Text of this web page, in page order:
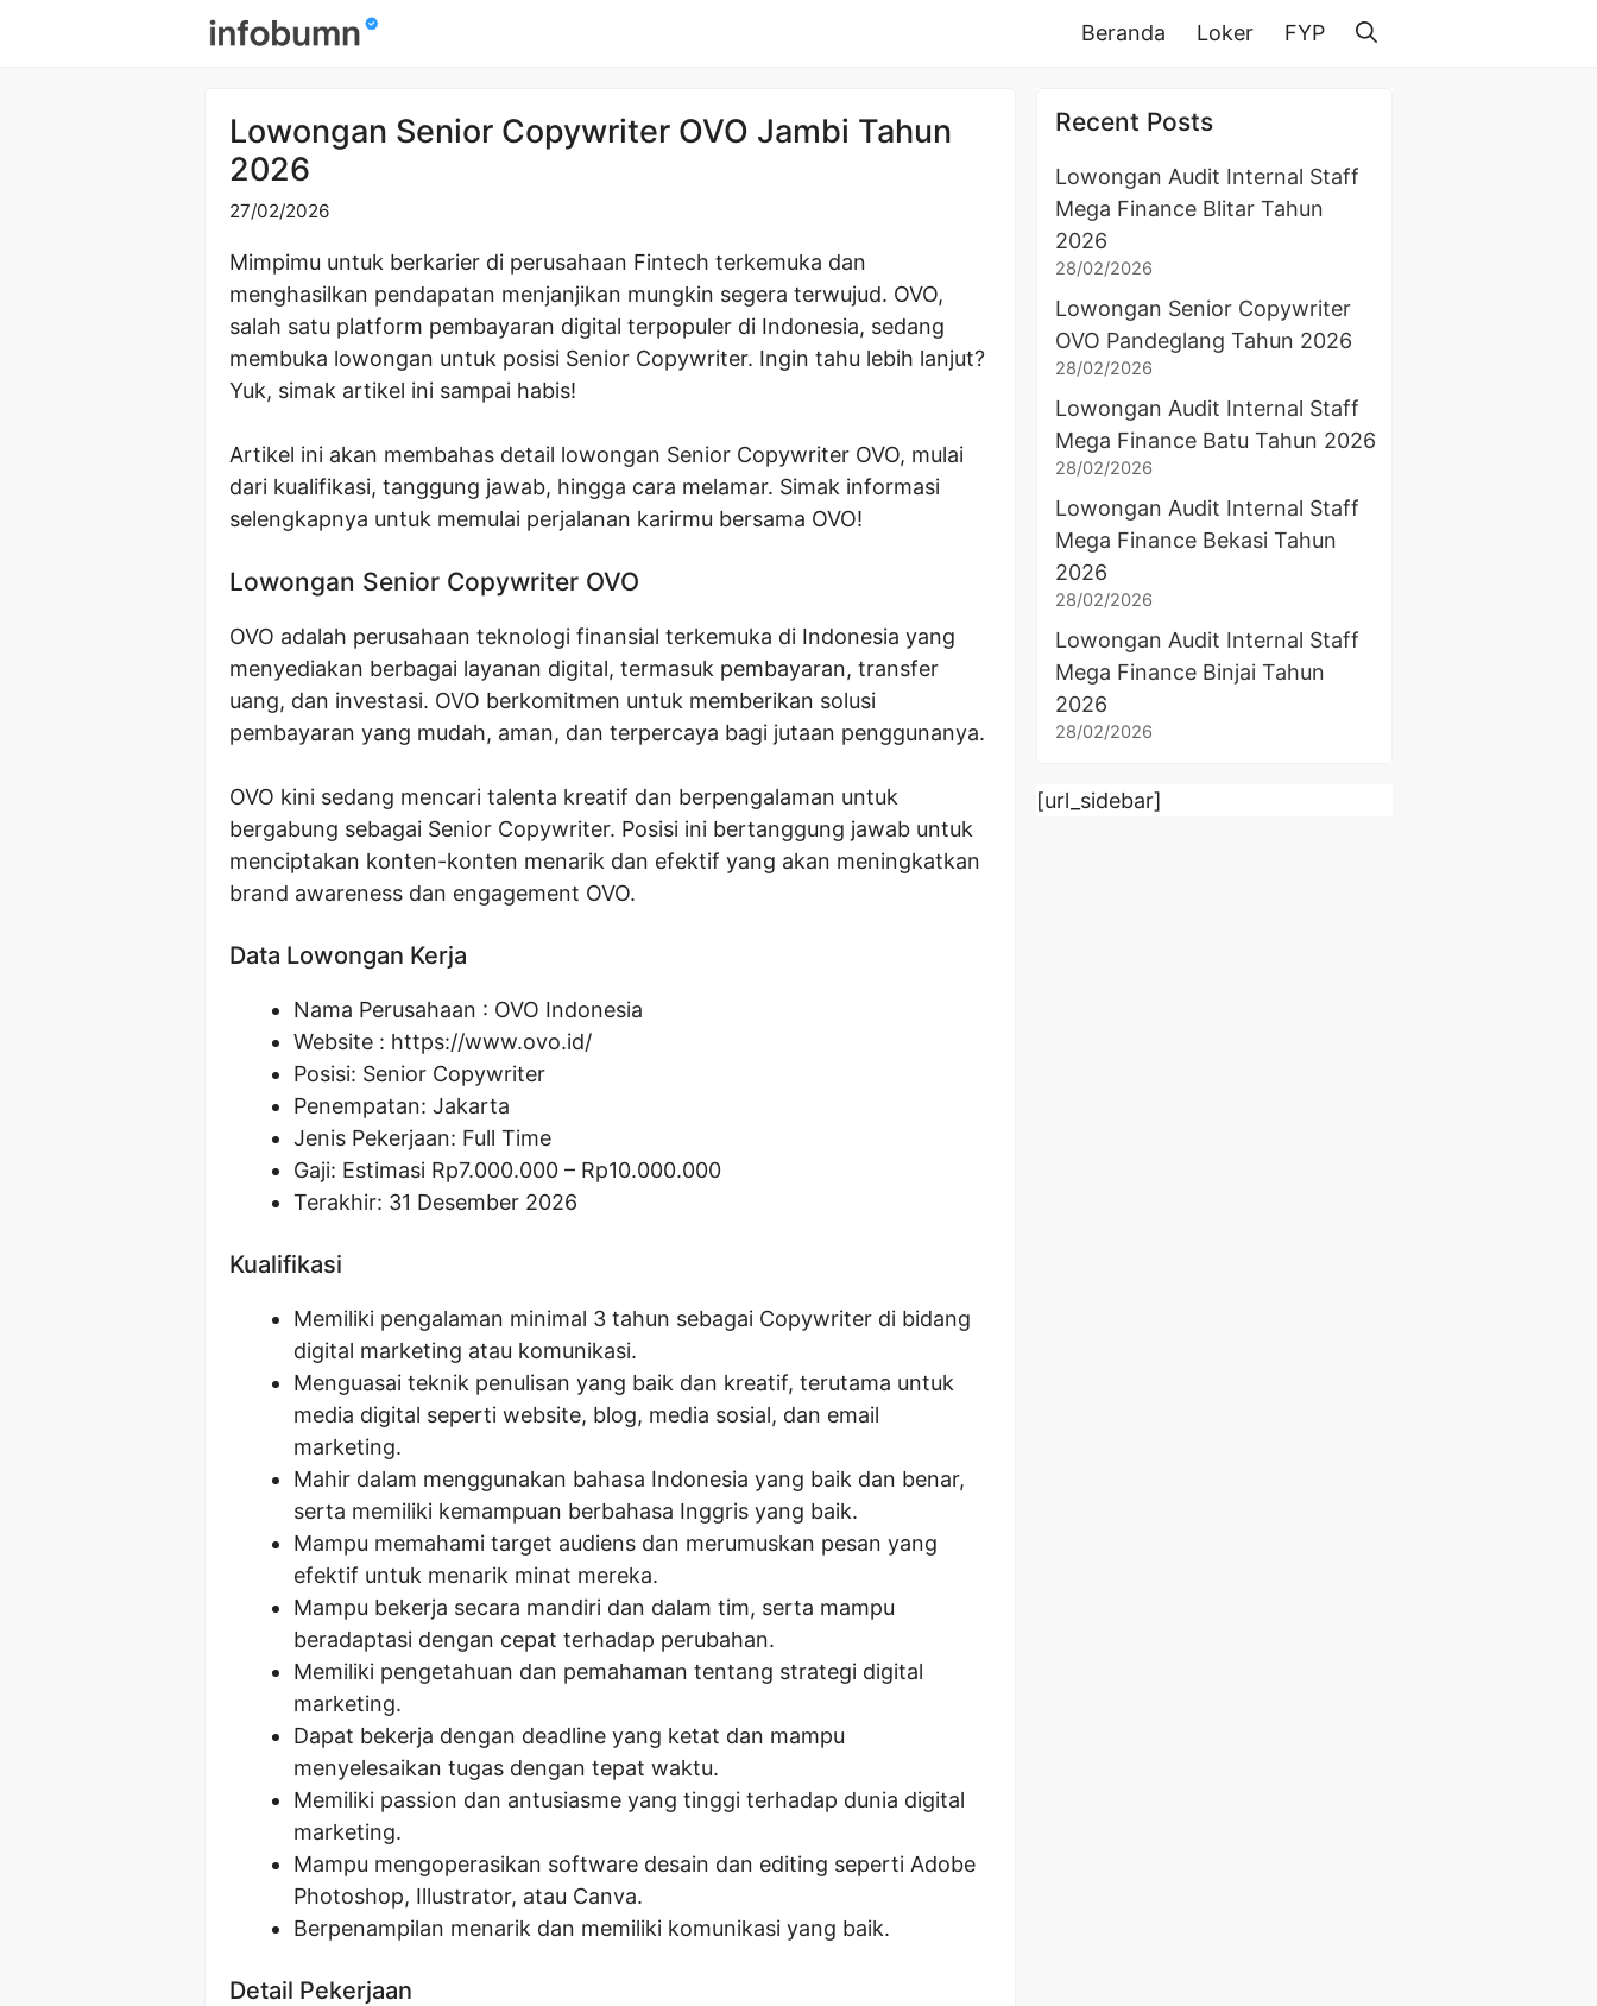
Beranda Loker FYP
Lowongan Senior Copywriter OVO Jambi Tahun
2026
27/02/2026
Mimpimu untuk berkarier di perusahaan Fintech terkemuka dan
menghasilkan pendapatan menjanjikan mungkin segera terwujud. OVO,
salah satu platform pembayaran digital terpopuler di Indonesia, sedang
membuka lowongan untuk posisi Senior Copywriter. Ingin tahu lebih lanjut?
Yuk, simak artikel ini sampai habis!
Artikel ini akan membahas detail lowongan Senior Copywriter OVO, mulai
dari kualifikasi, tanggung jawab, hingga cara melamar. Simak informasi
selengkapnya untuk memulai perjalanan karirmu bersama OVO!
Lowongan Senior Copywriter OVO
OVO adalah perusahaan teknologi finansial terkemuka di Indonesia yang
menyediakan berbagai layanan digital, termasuk pembayaran, transfer
uang, dan investasi. OVO berkomitmen untuk memberikan solusi
pembayaran yang mudah, aman, dan terpercaya bagi jutaan penggunanya.
OVO kini sedang mencari talenta kreatif dan berpengalaman untuk
bergabung sebagai Senior Copywriter. Posisi ini bertanggung jawab untuk
menciptakan konten-konten menarik dan efektif yang akan meningkatkan
brand awareness dan engagement OVO.
Data Lowongan Kerja
Nama Perusahaan : OVO Indonesia
Website : https://www.ovo.id/
Posisi: Senior Copywriter
Penempatan: Jakarta
Jenis Pekerjaan: Full Time
Gaji: Estimasi Rp7.000.000 – Rp10.000.000
Terakhir: 31 Desember 2026
Kualifikasi
Memiliki pengalaman minimal 3 tahun sebagai Copywriter di bidang
digital marketing atau komunikasi.
Menguasai teknik penulisan yang baik dan kreatif, terutama untuk
media digital seperti website, blog, media sosial, dan email
marketing.
Mahir dalam menggunakan bahasa Indonesia yang baik dan benar,
serta memiliki kemampuan berbahasa Inggris yang baik.
Mampu memahami target audiens dan merumuskan pesan yang
efektif untuk menarik minat mereka.
Mampu bekerja secara mandiri dan dalam tim, serta mampu
beradaptasi dengan cepat terhadap perubahan.
Memiliki pengetahuan dan pemahaman tentang strategi digital
marketing.
Dapat bekerja dengan deadline yang ketat dan mampu
menyelesaikan tugas dengan tepat waktu.
Memiliki passion dan antusiasme yang tinggi terhadap dunia digital
marketing.
Mampu mengoperasikan software desain dan editing seperti Adobe
Photoshop, Illustrator, atau Canva.
Berpenampilan menarik dan memiliki komunikasi yang baik.
Detail Pekerjaan
Recent Posts
Lowongan Audit Internal Staff
Mega Finance Blitar Tahun
2026
28/02/2026
Lowongan Senior Copywriter
OVO Pandeglang Tahun 2026
28/02/2026
Lowongan Audit Internal Staff
Mega Finance Batu Tahun 2026
28/02/2026
Lowongan Audit Internal Staff
Mega Finance Bekasi Tahun
2026
28/02/2026
Lowongan Audit Internal Staff
Mega Finance Binjai Tahun
2026
28/02/2026
[url_sidebar]